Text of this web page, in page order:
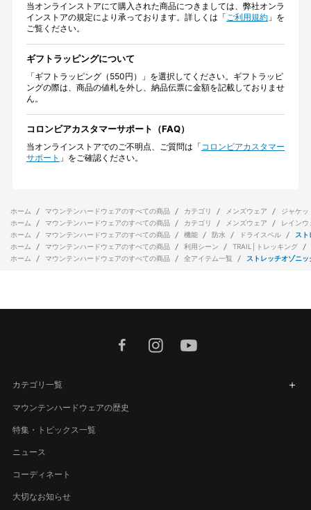
当オンラインストアにて購入された商品につきましては、弊社オンラ
インストアの規定により承っております。詳しくは「ご利用規約」を
ご覧ください。
ギフトラッピングについて
「ギフトラッピング（550円）」を選択してください。ギフトラッピ
ングの際は、商品の値札を外し、納品伝票に金額を記載しておりませ
ん。
コロンビアカスタマーサポート（FAQ）
当オンラインストアでのご不明点、ご質問は「コロンビアカスタマー
サポート 」をご確認ください。
ホーム マウンテンハードウェアのすべての商品 カテゴリ メンズウェア
ジャケッ
ホーム
マウンテンハードウェアのすべての商品 カテゴリ メンズウェア
レインウ
ホーム
マウンテンハードウェアのすべての商品 機能 防水 ドライスペル
スト
ホーム
マウンテンハードウェアのすべての商品 利用シーン
TRAIL│トレッキング
ホーム
マウンテンハードウェアのすべての商品 全アイテム一覧 ストレッチオゾニッ
facebookinstagram
カテゴリ一覧
マウンテンハードウェアの歴史
特集・トピックス一覧
ニュース
コーディネート
大切なお知らせ